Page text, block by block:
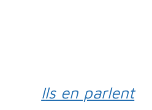
Ils en parlent